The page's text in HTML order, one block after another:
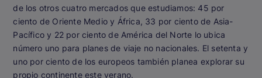
de los otros cuatro mercados que estudiamos: 45 por
ciento de Oriente Medio y África, 33 por ciento de Asia-
Pacífico y 22 por ciento de América del Norte lo ubica
número uno para planes de viaje no nacionales. El setenta y
uno por ciento de los europeos también planea explorar su
propio continente este verano.